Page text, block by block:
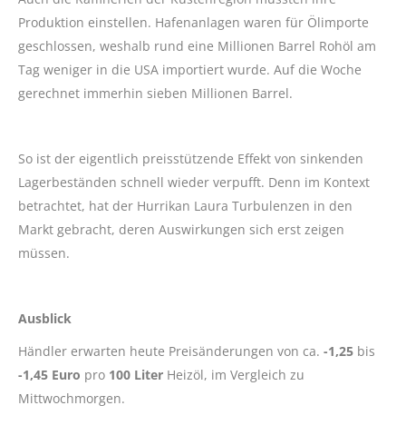
Produktion einstellen. Hafenanlagen waren für Ölimporte
geschlossen, weshalb rund eine Millionen Barrel Rohöl am
Tag weniger in die USA importiert wurde. Auf die Woche
gerechnet immerhin sieben Millionen Barrel.
So ist der eigentlich preisstützende Effekt von sinkenden
Lagerbeständen schnell wieder verpufft. Denn im Kontext
betrachtet, hat der Hurrikan Laura Turbulenzen in den
Markt gebracht, deren Auswirkungen sich erst zeigen
müssen.
Ausblick
Händler erwarten heute Preisänderungen von ca. -1,25 bis
-1,45 Euro pro 100 Liter Heizöl, im Vergleich zu
Mittwochmorgen.